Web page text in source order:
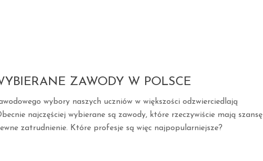
ZAWODY W POLSCE
wybory naszych uczniów w większości odzwierciedlają
najczęściej wybierane są zawody, które rzeczywiście mają szansę
zatrudnienie. Które profesje są więc najpopularniejsze?